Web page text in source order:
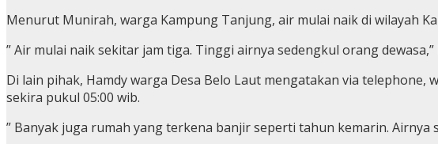
Menurut Munirah, warga Kampung Tanjung, air mulai naik di wilayah
” Air mulai naik sekitar jam tiga. Tinggi airnya sedengkul orang
Di lain pihak, Hamdy warga Desa Belo Laut mengatakan via
sekira pukul 05:00 wib.
” Banyak juga rumah yang terkena banjir seperti tahun kemarin. Airnya